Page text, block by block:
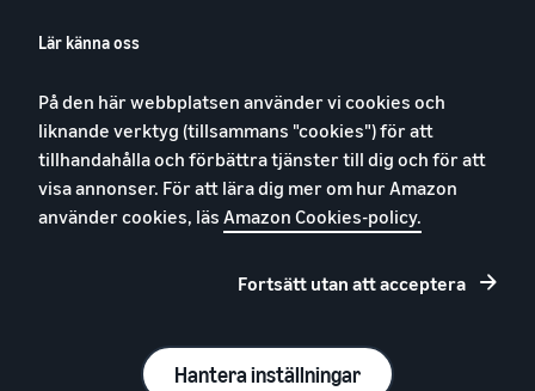
Lär känna oss
Karriärer
Kontakta oss
© 2026, Amazon.com, Inc. eller dess dotterbolag
På den här webbplatsen använder vi cookies och
liknande verktyg (tillsammans "cookies") för att
tillhandahålla och förbättra tjänster till dig och för att
visa annonser. För att lära dig mer om hur Amazon
använder cookies, läs Amazon Cookies-policy.
Fortsätt utan att acceptera
Hantera inställningar